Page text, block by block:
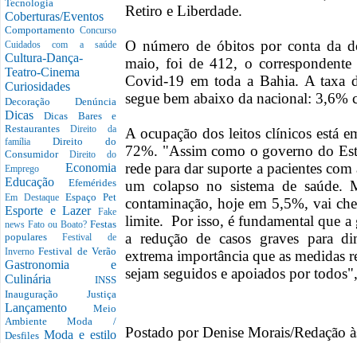
Tecnologia
Coberturas/Eventos
Comportamento Concurso
Cuidados com a saúde
Cultura-Dança-
Teatro-Cinema
Curiosidades
Decoração Denúncia
DicasDicas Bares e
RestaurantesDireito da
família Direito do
Consumidor Direito do
Emprego Economia
Educação Efemérides
Em Destaque Espaço Pet
Esporte e Lazer
Fake
news Fato ou Boato? Festas
popularesFestival de
InvernoFestival de Verão
Gastronomia e
Culinária INSS
Inauguração Justiça
Lançamento Meio
AmbienteModa /
Desfiles Moda e estilo
Retiro e Liberdade.
O número de óbitos por conta da
maio, foi de 412, o
Covid-19 em toda a Bahia. A taxa
segue bem abaixo da nacional:
A ocupação dos leitos clínicos está
72%. "Assim como o governo do
rede para dar suporte a pacientes
um colapso no sistema de saúde.
contaminação, hoje em 5,5%, vai
limite. Por isso, é fundamental que a
a redução de casos graves para
extrema importância que as medidas
sejam seguidos e apoiados por
Postado porDenise Morais/Redação